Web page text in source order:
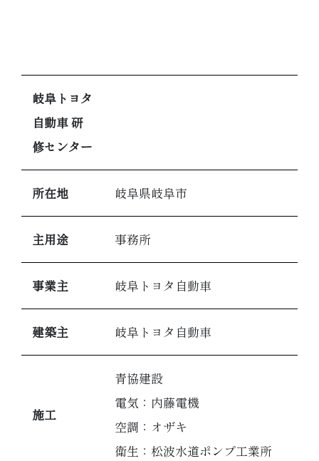
岐阜トヨタ
自動車 研
修センター
所在地 岐阜県岐阜市
主用途 事務所
事業主 岐阜トヨタ自動車
建築主 岐阜トヨタ自動車
施工
青協建設
電気：内藤電機
空調：オザキ
衛生：松波水道ポンプ工業所